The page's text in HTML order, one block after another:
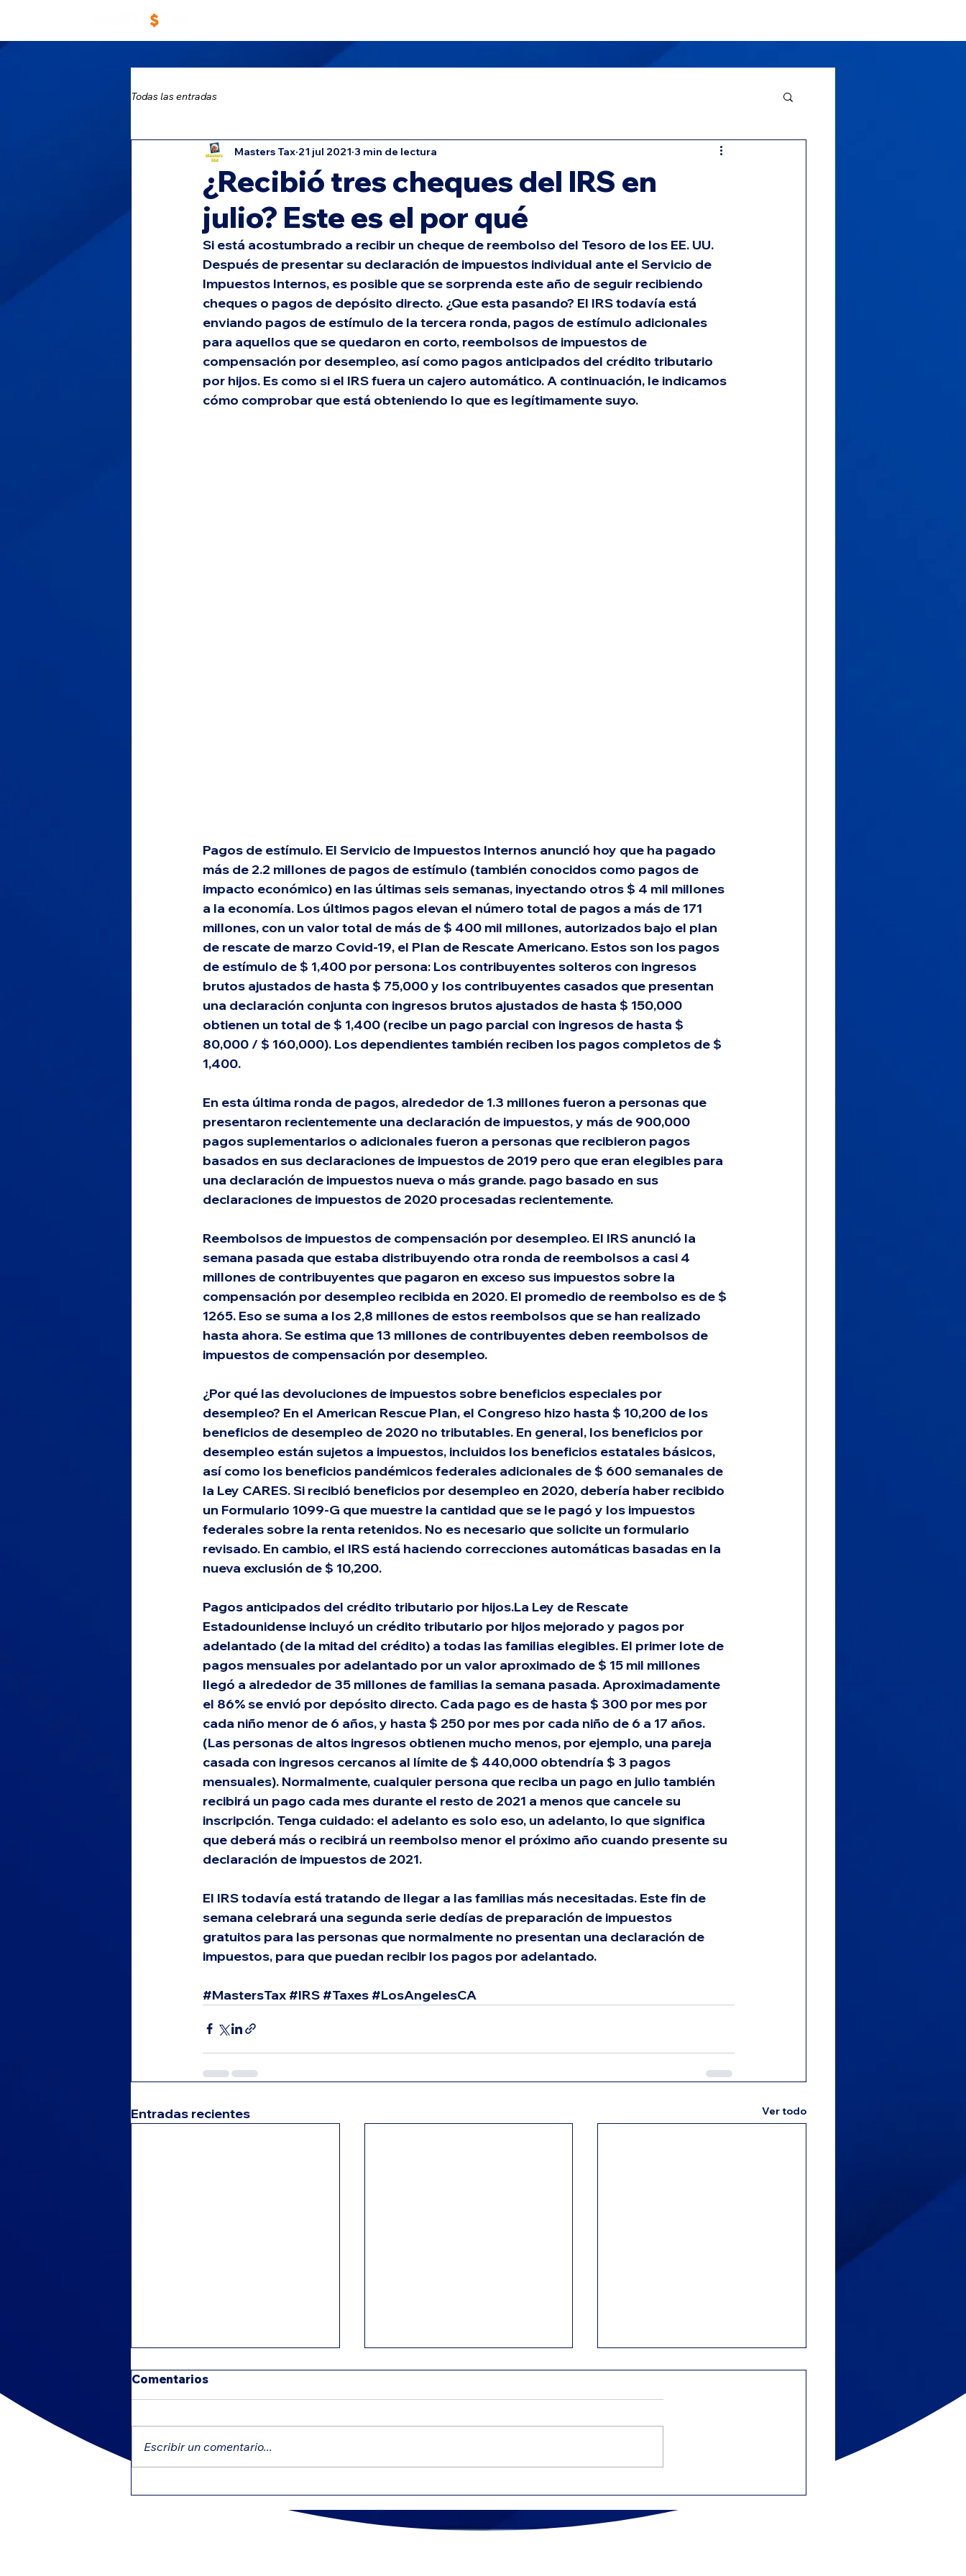
Todas las entradas
¿Recibió tres cheques del IRS en
julio? Este es el por qué
Masters Tax 21 jul 2021 3 min de lectura
Si está acostumbrado a recibir un cheque de reembolso del Tesoro de los EE. UU.
Después de presentar su declaración de impuestos individual ante el Servicio de
Impuestos Internos, es posible que se sorprenda este año de seguir recibiendo
cheques o pagos de depósito directo. ¿Que esta pasando? El IRS todavía está
enviando pagos de estímulo de la tercera ronda, pagos de estímulo adicionales
para aquellos que se quedaron en corto, reembolsos de impuestos de
compensación por desempleo, así como pagos anticipados del crédito tributario
por hijos. Es como si el IRS fuera un cajero automático. A continuación, le indicamos
cómo comprobar que está obteniendo lo que es legítimamente suyo.
Pagos de estímulo. El Servicio de Impuestos Internos anunció hoy que ha pagado
más de 2.2 millones de pagos de estímulo (también conocidos como pagos de
impacto económico) en las últimas seis semanas, inyectando otros $ 4 mil millones
a la economía. Los últimos pagos elevan el número total de pagos a más de 171
millones, con un valor total de más de $ 400 mil millones, autorizados bajo el plan
de rescate de marzo Covid-19, el Plan de Rescate Americano. Estos son los pagos
de estímulo de $ 1,400 por persona: Los contribuyentes solteros con ingresos
brutos ajustados de hasta $ 75,000 y los contribuyentes casados ​​que presentan
una declaración conjunta con ingresos brutos ajustados de hasta $ 150,000
obtienen un total de $ 1,400 (recibe un pago parcial con ingresos de hasta $
80,000 / $ 160,000). Los dependientes también reciben los pagos completos de $
1,400.
En esta última ronda de pagos, alrededor de 1.3 millones fueron a personas que
presentaron recientemente una declaración de impuestos, y más de 900,000
pagos suplementarios o adicionales fueron a personas que recibieron pagos
basados ​​en sus declaraciones de impuestos de 2019 pero que eran elegibles para
una declaración de impuestos nueva o más grande. pago basado en sus
declaraciones de impuestos de 2020 procesadas recientemente.
Reembolsos de impuestos de compensación por desempleo. El IRS anunció la
semana pasada que estaba distribuyendo otra ronda de reembolsos a casi 4
millones de contribuyentes que pagaron en exceso sus impuestos sobre la
compensación por desempleo recibida en 2020. El promedio de reembolso es de $
1265. Eso se suma a los 2,8 millones de estos reembolsos que se han realizado
hasta ahora. Se estima que 13 millones de contribuyentes deben reembolsos de
impuestos de compensación por desempleo.
¿Por qué las devoluciones de impuestos sobre beneficios especiales por
desempleo? En el American Rescue Plan, el Congreso hizo hasta $ 10,200 de los
beneficios de desempleo de 2020 no tributables. En general, los beneficios por
desempleo están sujetos a impuestos, incluidos los beneficios estatales básicos,
así como los beneficios pandémicos federales adicionales de $ 600 semanales de
la Ley CARES. Si recibió beneficios por desempleo en 2020, debería haber recibido
un Formulario 1099-G que muestre la cantidad que se le pagó y los impuestos
federales sobre la renta retenidos. No es necesario que solicite un formulario
revisado. En cambio, el IRS está haciendo correcciones automáticas basadas en la
nueva exclusión de $ 10,200.
Pagos anticipados del crédito tributario por hijos.La Ley de Rescate
Estadounidense incluyó un crédito tributario por hijos mejorado y pagos por
adelantado (de la mitad del crédito) a todas las familias elegibles. El primer lote de
pagos mensuales por adelantado por un valor aproximado de $ 15 mil millones
llegó a alrededor de 35 millones de familias la semana pasada. Aproximadamente
el 86% se envió por depósito directo. Cada pago es de hasta $ 300 por mes por
cada niño menor de 6 años, y hasta $ 250 por mes por cada niño de 6 a 17 años.
(Las personas de altos ingresos obtienen mucho menos, por ejemplo, una pareja
casada con ingresos cercanos al límite de $ 440,000 obtendría $ 3 pagos
mensuales). Normalmente, cualquier persona que reciba un pago en julio también
recibirá un pago cada mes durante el resto de 2021 a menos que cancele su
inscripción. Tenga cuidado: el adelanto es solo eso, un adelanto, lo que significa
que deberá más o recibirá un reembolso menor el próximo año cuando presente su
declaración de impuestos de 2021.
El IRS todavía está tratando de llegar a las familias más necesitadas. Este fin de
semana celebrará una segunda serie dedías de preparación de impuestos
gratuitos para las personas que normalmente no presentan una declaración de
impuestos, para que puedan recibir los pagos por adelantado.
#MastersTax#IRS#Taxes#LosAngelesCA
Entradas recientes Ver todo
errores comunes que
pueden reducir tu
impuesto
NEC y 1099-MISC
Comentarios
Escribir un comentario...